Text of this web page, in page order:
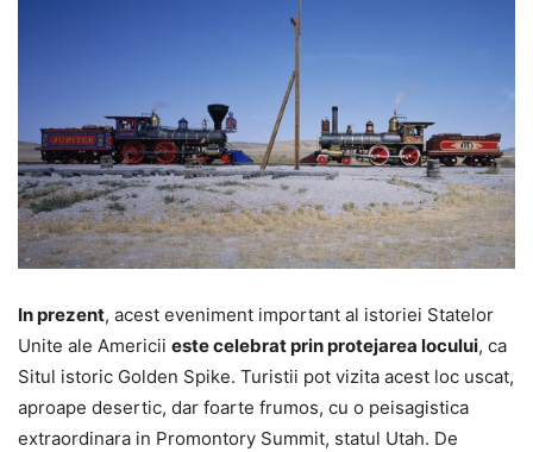
In prezent, acest eveniment important al istoriei Statelor
Unite ale Americii este celebrat prin protejarea locului, ca
Situl istoric Golden Spike. Turistii pot vizita acest loc uscat,
aproape desertic, dar foarte frumos, cu o peisagistica
extraordinara in Promontory Summit, statul Utah. De